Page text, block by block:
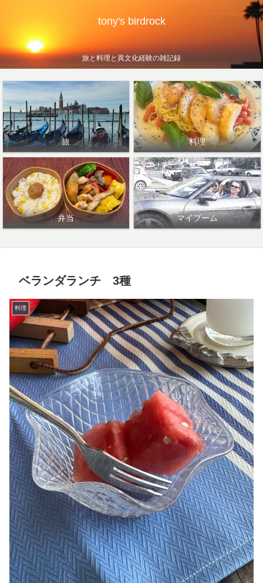
tony's birdrock
旅と料理と異文化経験の雑記録
旅 料理
弁当 マイブーム
ベランダランチ 3種
料理